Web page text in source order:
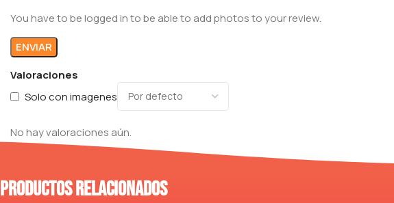
Valoraciones
Solo con imagenes
No hay valoraciones aún.
You have to be logged in to be able to add photos to your review.
Productos relacionados